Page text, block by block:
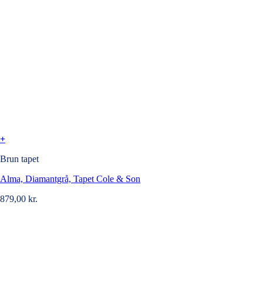
+
Brun tapet
Alma, Diamantgrå, Tapet Cole & Son
879,00 kr.